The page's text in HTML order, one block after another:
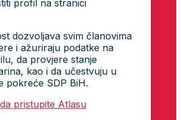
profil na stranici
dozvoljava svim članovima
i ažuriraju podatke na
da provjere stanje
kao i da učestvuju u
pokreće SDP BiH.
pristupite Atlasu